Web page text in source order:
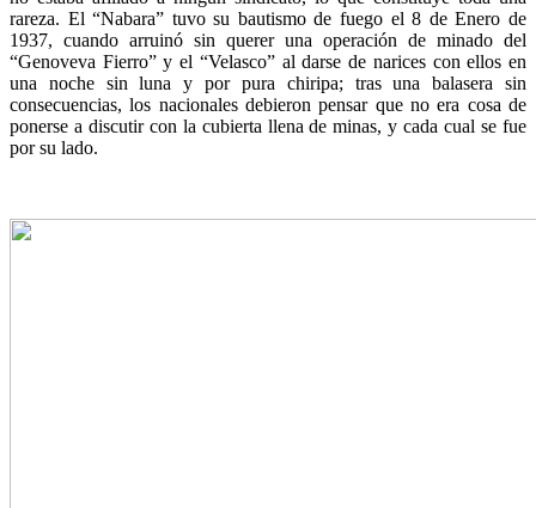
rareza. El “Nabara” tuvo su bautismo de fuego el 8 de Enero de
1937, cuando arruinó sin querer una operación de minado del
“Genoveva Fierro” y el “Velasco” al darse de narices con ellos en
una noche sin luna y por pura chiripa; tras una balasera sin
consecuencias, los nacionales debieron pensar que no era cosa de
ponerse a discutir con la cubierta llena de minas, y cada cual se fue
por su lado.